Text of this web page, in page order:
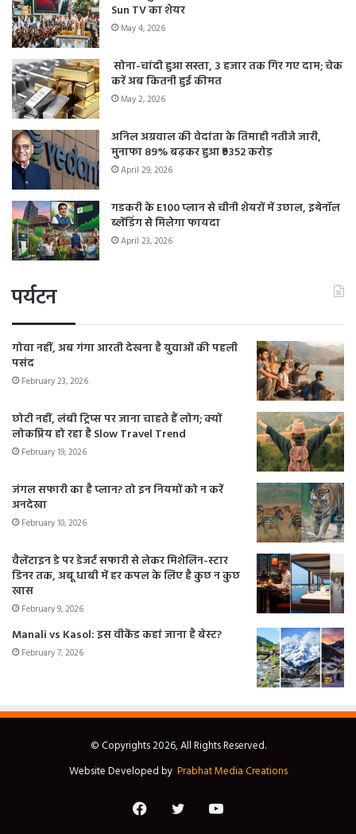
Sun TV का शेयर
May 4, 2026
सोना-चांदी हुआ सस्ता, 3 हजार तक गिर गए दाम; चेक
करें अब कितनी हुई कीमत
May 2, 2026
अनिल अग्रवाल की वेदांता के तिमाही नतीजे जारी,
मुनाफा 89% बढ़कर हुआ ₹9352 करोड़
April 29, 2026
गडकरी के E100 प्लान से चीनी शेयरों में उछाल, इथेनॉल
ब्लेंडिंग से मिलेगा फायदा
April 23, 2026
पर्यटन
गोवा नहीं, अब गंगा आरती देखना है युवाओं की पहली
पसंद
February 23, 2026
छोटी नहीं, लंबी ट्रिप्स पर जाना चाहते हैं लोग; क्यों
लोकप्रिय हो रहा है Slow Travel Trend
February 19, 2026
जंगल सफारी का है प्लान? तो इन नियमों को न करें
अनदेखा
February 10, 2026
वैलेंटाइन डे पर डेजर्ट सफारी से लेकर मिशेलिन-स्टार
डिनर तक, अबू धाबी में हर कपल के लिए है कुछ न कुछ
खास
February 9, 2026
Manali vs Kasol: इस वीकेंड कहां जाना है बेस्ट?
February 7, 2026
© Copyrights 2026, All Rights Reserved.
Website Developed by Prabhat Media Creations
FacebookTwitterYouTube